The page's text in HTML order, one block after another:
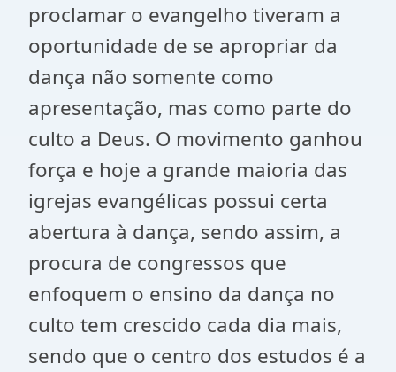
proclamar o evangelho tiveram a
oportunidade de se apropriar da
dança não somente como
apresentação, mas como parte do
culto a Deus. O movimento ganhou
força e hoje a grande maioria das
igrejas evangélicas possui certa
abertura à dança, sendo assim, a
procura de congressos que
enfoquem o ensino da dança no
culto tem crescido cada dia mais,
sendo que o centro dos estudos é a